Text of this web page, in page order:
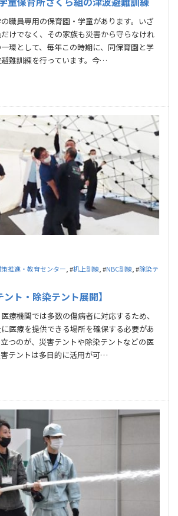
職員専用の保育園・学童があります。いざ
けでなく、その家族も災害から守らなけれ
環として、毎年この時期に、同保育園と学
難訓練を行っています。今…
推進・教育センター, #机上訓練, #NBC訓練, #除染テ
ント・除染テント展開】
療機関では多数の傷病者に対応するため、
医療を提供できる場所を確保する必要があ
つのが、災害テントや除染テントなどの医
テントは多目的に活用が可…